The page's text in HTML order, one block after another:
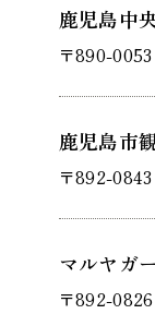
鹿児島中
〒890-
鹿児島市
〒892-
マルヤガ
〒892-